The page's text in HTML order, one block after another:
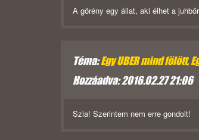
A görény egy állat, aki élhet a
Téma:Egy UBER mind fölött,
Hozzáadva: 2016.02.27 21:06
Szia! Szerintem nem erre gondolt!